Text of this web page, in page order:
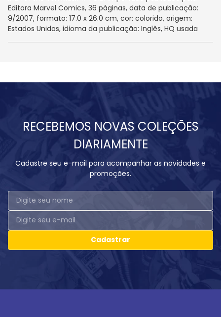
Editora Marvel Comics, 36 páginas, data de publicação:
9/2007, formato: 17.0 x 26.0 cm, cor: colorido, origem:
Estados Unidos, idioma da publicação: Inglês, HQ usada
RECEBEMOS NOVAS COLEÇÕES
DIARIAMENTE
Cadastre seu e-mail para acompanhar as novidades e
promoções.
Cadastrar